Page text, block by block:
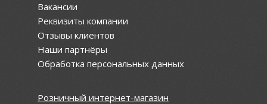
Вакансии
Реквизиты компании
Отзывы клиентов
Наши партнёры
Обработка персональных данных
Розничный интернет-магазин